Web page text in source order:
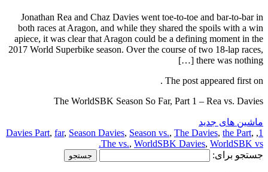
Jonathan Rea and Chaz Davies went toe-to-toe and bar-to-bar in
both races at Aragon, and while they shared the spoils with a win
apiece, it was clear that Aragon could be a defining moment in the
2017 World Superbike season. Over the course of two 18-lap races,
there was nothing […]
The post appeared first on .
The WorldSBK Season So Far, Part 1 – Rea vs. Davies
ماشین های جدید
1
,
Davies Part, far, Season Davies, Season vs., The Davies, the Part,
The vs., WorldSBK Davies, WorldSBK vs.
جستجو برای: